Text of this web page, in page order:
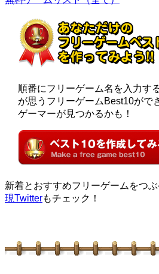
順番にフリーゲーム名を入力す
が思うフリーゲームBest10がで
ゲーマーが見つかるかも！
新着とおすすめフリーゲームをつ
現Twitterもチェック！